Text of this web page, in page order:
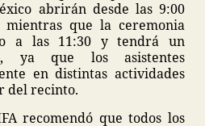
abrirán desde las 9:00
que la ceremonia
a las 11:30 y tendrá un
ya que los asistentes
en distintas actividades
del recinto.
recomendó que todos los